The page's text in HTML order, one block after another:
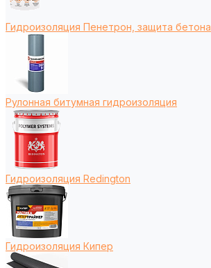
Гидроизоляция Пенетрон, защита бетона
Рулонная битумная гидроизоляция
Гидроизоляция Redington
Гидроизоляция Кипер